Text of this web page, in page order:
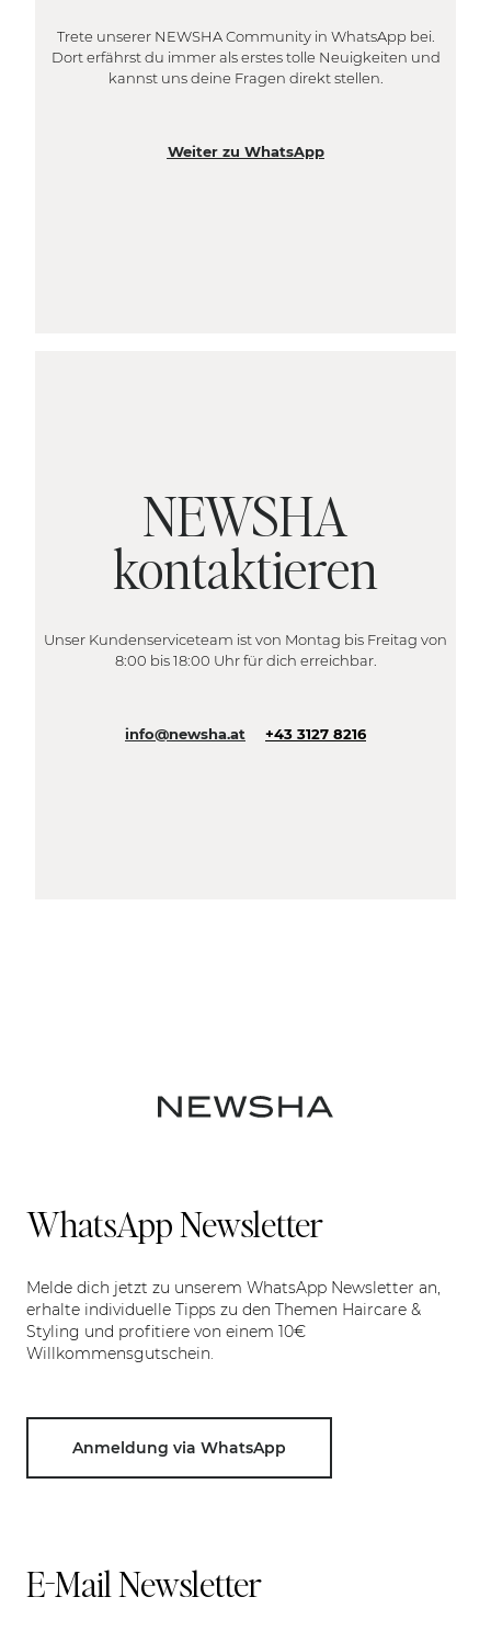
Trete unserer NEWSHA Community in WhatsApp bei.
Dort erfährst du immer als erstes tolle Neuigkeiten und
kannst uns deine Fragen direkt stellen.
Weiter zu WhatsApp
NEWSHA
kontaktieren
Unser Kundenserviceteam ist von Montag bis Freitag von
8:00 bis 18:00 Uhr für dich erreichbar.
info@newsha.at +43 3127 8216
WhatsApp Newsletter
Melde dich jetzt zu unserem WhatsApp Newsletter an,
erhalte individuelle Tipps zu den Themen Haircare &
Styling und profitiere von einem 10€
Willkommensgutschein.
Anmeldung via WhatsApp
E-Mail Newsletter